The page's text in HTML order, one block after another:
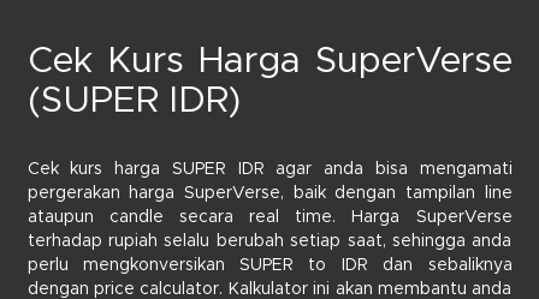
Cek Kurs Harga SuperVerse
(SUPER IDR)
Cek kurs harga SUPER IDR agar anda bisa mengamati
pergerakan harga SuperVerse, baik dengan tampilan line
ataupun candle secara real time. Harga SuperVerse
terhadap rupiah selalu berubah setiap saat, sehingga anda
perlu mengkonversikan SUPER to IDR dan sebaliknya
dengan price calculator. Kalkulator ini akan membantu anda